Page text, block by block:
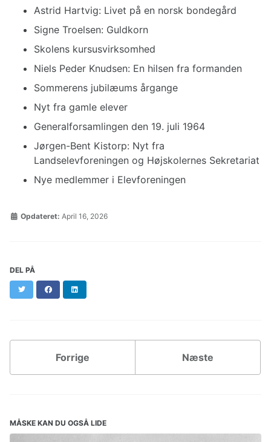
Astrid Hartvig: Livet på en norsk bondegård
Signe Troelsen: Guldkorn
Skolens kursusvirksomhed
Niels Peder Knudsen: En hilsen fra formanden
Sommerens jubilæums årgange
Nyt fra gamle elever
Generalforsamlingen den 19. juli 1964
Jørgen-Bent Kistorp: Nyt fra
Landselevforeningen og Højskolernes Sekretariat
Nye medlemmer i Elevforeningen
Opdateret: April 16, 2026
DEL PÅ
Twitter Facebook
Forrige Næste
MÅSKE KAN DU OGSÅ LIDE